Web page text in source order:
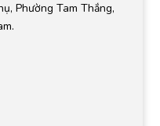
Phường Tam Thắng,